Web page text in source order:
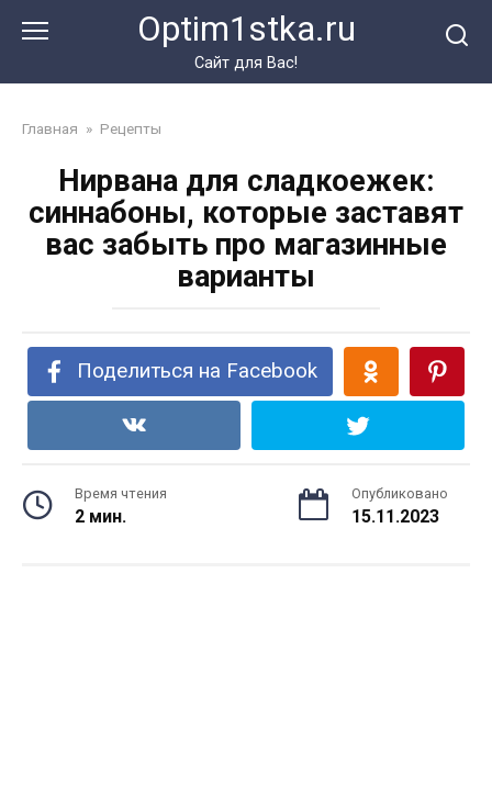
Optim1stka.ru
Сайт для Вас!
Главная » Рецепты
Нирвана для сладкоежек:
синнабоны, которые заставят
вас забыть про магазинные
варианты
Поделиться на Facebook
Время чтения
2 мин.
Опубликовано
15.11.2023